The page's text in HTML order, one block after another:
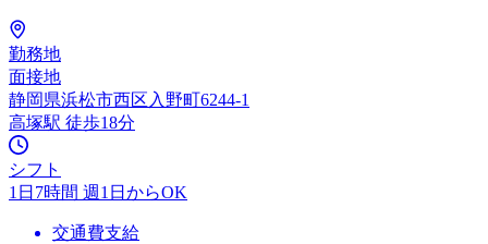
勤務地
面接地
静岡県浜松市西区入野町6244-1
高塚駅 徒歩18分
シフト
1日7時間 週1日からOK
交通費支給